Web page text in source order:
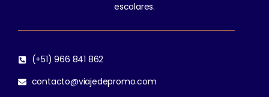
escolares.
(+51) 966 841 862
contacto@viajedepromo.com